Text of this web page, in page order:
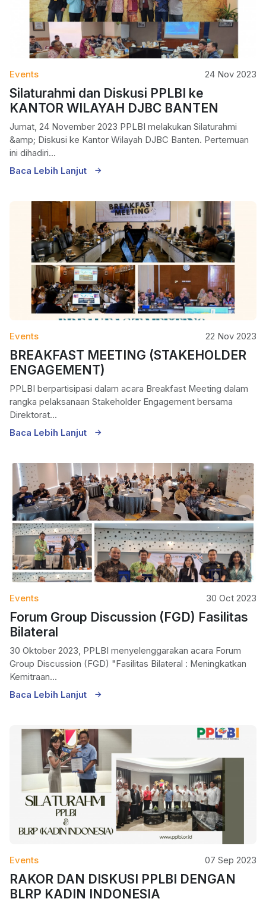
Events 24 Nov 2023
Silaturahmi dan Diskusi PPLBI ke
KANTOR WILAYAH DJBC BANTEN
Jumat, 24 November 2023 PPLBI melakukan Silaturahmi
&amp; Diskusi ke Kantor Wilayah DJBC Banten. Pertemuan
ini dihadiri...
Baca Lebih Lanjut
Events 22 Nov 2023
BREAKFAST MEETING (STAKEHOLDER
ENGAGEMENT)
PPLBI berpartisipasi dalam acara Breakfast Meeting dalam
rangka pelaksanaan Stakeholder Engagement bersama
Direktorat...
Baca Lebih Lanjut
Events 30 Oct 2023
Forum Group Discussion (FGD) Fasilitas
Bilateral
30 Oktober 2023, PPLBI menyelenggarakan acara Forum
Group Discussion (FGD) "Fasilitas Bilateral : Meningkatkan
Kemitraan...
Baca Lebih Lanjut
Events 07 Sep 2023
RAKOR DAN DISKUSI PPLBI DENGAN
BLRP KADIN INDONESIA